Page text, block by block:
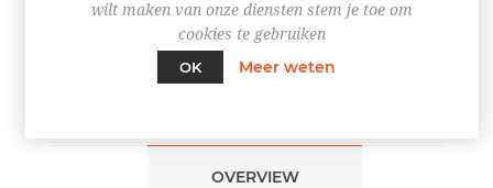
OVERVIEW
wilt maken van onze diensten stem je toe om
cookies te gebruiken
OK
Meer weten